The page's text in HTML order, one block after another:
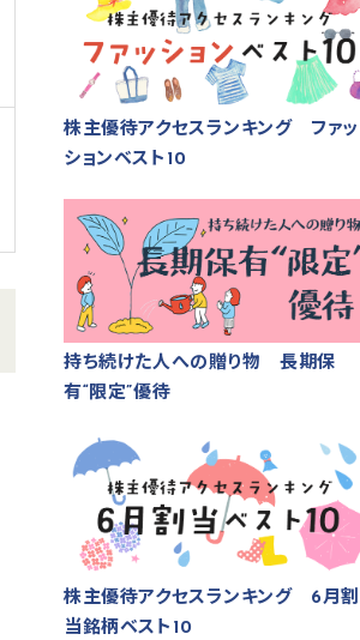
株主優待アクセスランキング ファッ
ションベスト10
持ち続けた人への贈り物 長期保
有“限定”優待
株主優待アクセスランキング 6月割
当銘柄ベスト10